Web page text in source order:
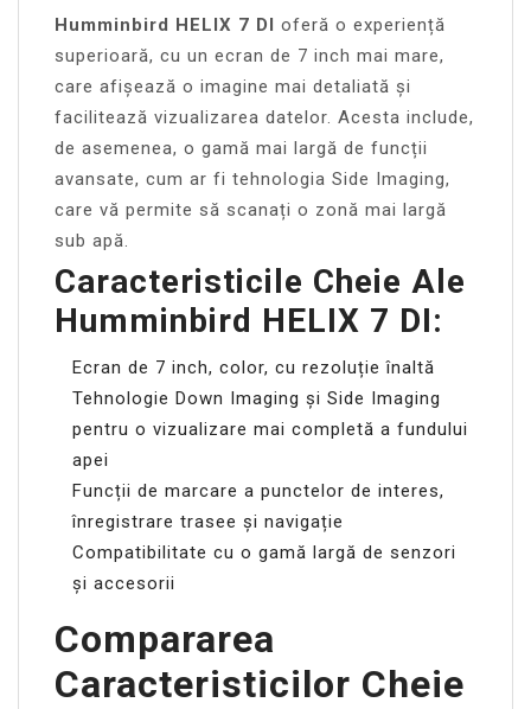
Humminbird HELIX 7 DI oferă o experiență
superioară, cu un ecran de 7 inch mai mare,
care afișează o imagine mai detaliată și
facilitează vizualizarea datelor. Acesta include,
de asemenea, o gamă mai largă de funcții
avansate, cum ar fi tehnologia Side Imaging,
care vă permite să scanați o zonă mai largă
sub apă.
Caracteristicile Cheie Ale
Humminbird HELIX 7 DI:
Ecran de 7 inch, color, cu rezoluție înaltă
Tehnologie Down Imaging și Side Imaging
pentru o vizualizare mai completă a fundului
apei
Funcții de marcare a punctelor de interes,
înregistrare trasee și navigație
Compatibilitate cu o gamă largă de senzori
și accesorii
Compararea
Caracteristicilor Cheie